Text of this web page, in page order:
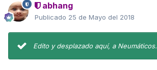
abhang
Publicado 25 de Mayo del 2018
Edito y desplazado aquí, a Neumáticos.